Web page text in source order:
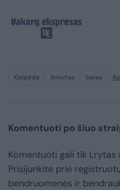
Klaipėda Smurtas baras
Komentuoti po šiuo
Komentuoti gali tik
Prisijunkite prie
bendruomenės ir